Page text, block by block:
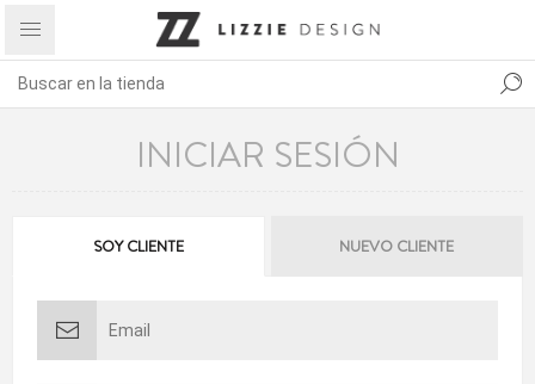
INICIAR SESIÓN
SOY CLIENTE NUEVO CLIENTE